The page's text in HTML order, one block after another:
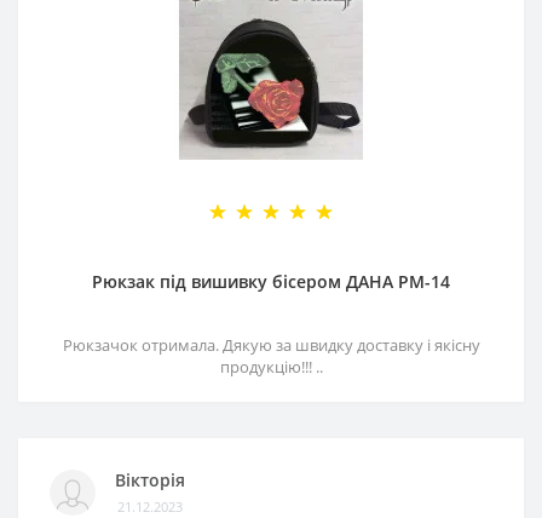
Рюкзак під вишивку бісером ДАНА РМ-14
Рюкзачок отримала. Дякую за швидку доставку і якісну
продукцію!!! ..
Вікторія
21.12.2023